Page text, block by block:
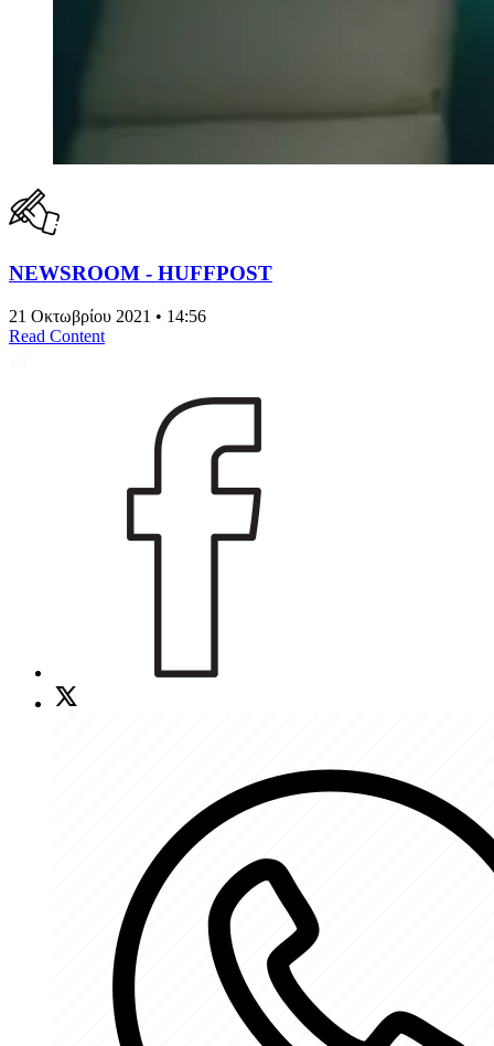
NEWSROOM - HUFFPOST
21 Οκτωβρίου 2021 • 14:56
Read Content